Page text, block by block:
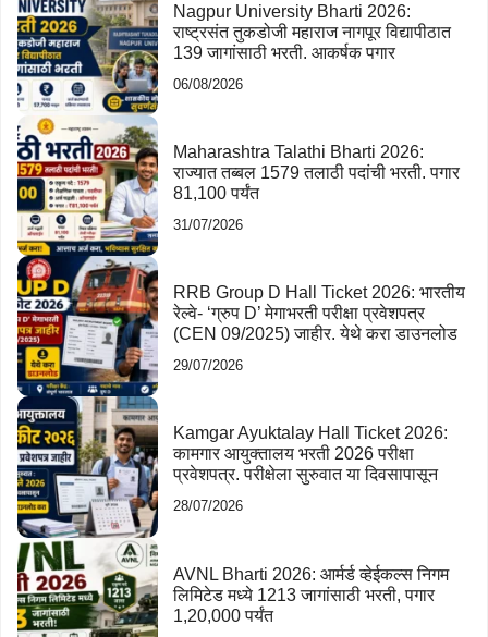
Nagpur University Bharti 2026:
राष्ट्रसंत तुकडोजी महाराज नागपूर विद्यापीठात
139 जागांसाठी भरती. आकर्षक पगार
06/08/2026
Maharashtra Talathi Bharti 2026:
राज्यात तब्बल 1579 तलाठी पदांची भरती. पगार
81,100 पर्यंत
31/07/2026
RRB Group D Hall Ticket 2026: भारतीय
रेल्वे- ‘ग्रुप D’ मेगाभरती परीक्षा प्रवेशपत्र
(CEN 09/2025) जाहीर. येथे करा डाउनलोड
29/07/2026
Kamgar Ayuktalay Hall Ticket 2026:
कामगार आयुक्तालय भरती 2026 परीक्षा
प्रवेशपत्र. परीक्षेला सुरुवात या दिवसापासून
28/07/2026
AVNL Bharti 2026: आर्मर्ड व्हेईकल्स निगम
लिमिटेड मध्ये 1213 जागांसाठी भरती, पगार
1,20,000 पर्यंत